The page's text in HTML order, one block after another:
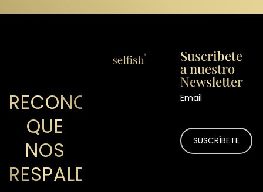
RECONOCIMIENTOS
QUE
NOS
RESPALDAN
Suscribete
a nuestro
Newsletter
Email